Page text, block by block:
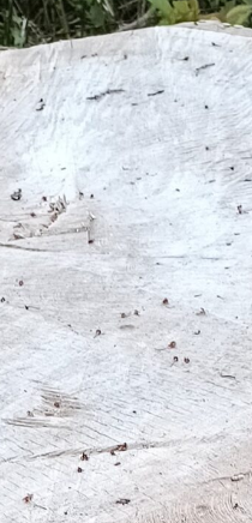
in vorgsellt
villicht
das dänn au
das alles mit eme
de verschlagne
i dere
Martin